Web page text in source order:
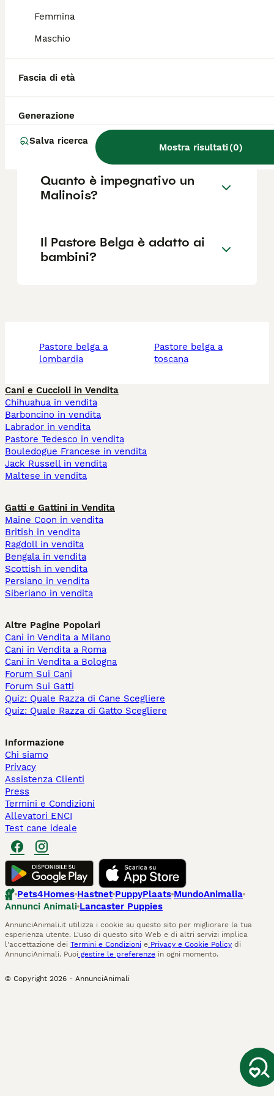
Femmina
Maschio
Fascia di età
Generazione
Salva ricerca
Mostra risultati(0)
dell'allevatore e la posizione.
casa?
Quali sono i difetti del
Pastore Belga Malinois?
Quanto è impegnativo un
Malinois?
Il Pastore Belga è adatto ai
bambini?
pastore belga a
lombardia
pastore belga a
toscana
Cani e Cuccioli in Vendita
Chihuahua in vendita
Barboncino in vendita
Labrador in vendita
Pastore Tedesco in vendita
Bouledogue Francese in vendita
Jack Russell in vendita
Maltese in vendita
Gatti e Gattini in Vendita
Maine Coon in vendita
British in vendita
Ragdoll in vendita
Bengala in vendita
Scottish in vendita
Persiano in vendita
Siberiano in vendita
Altre Pagine Popolari
Cani in Vendita a Milano
Cani in Vendita a Roma
Cani in Vendita a Bologna
Forum Sui Cani
Forum Sui Gatti
Quiz: Quale Razza di Cane Scegliere
Quiz: Quale Razza di Gatto Scegliere
Informazione
Chi siamo
Privacy
Assistenza Clienti
Press
Termini e Condizioni
Allevatori ENCI
Test cane ideale
Pets4Homes Hastnet PuppyPlaats MundoAnimalia
Annunci Animali Lancaster Puppies
AnnunciAnimali.it utilizza i cookie su questo sito per migliorare la tua
esperienza utente. L'uso di questo sito Web e di altri servizi implica
l'accettazione dei Termini e Condizioni e Privacy e Cookie Policy di
AnnunciAnimali. Puoi gestire le preferenze in ogni momento.
© Copyright 2026 - AnnunciAnimali